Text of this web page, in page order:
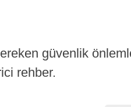
güvenlik
rehber.